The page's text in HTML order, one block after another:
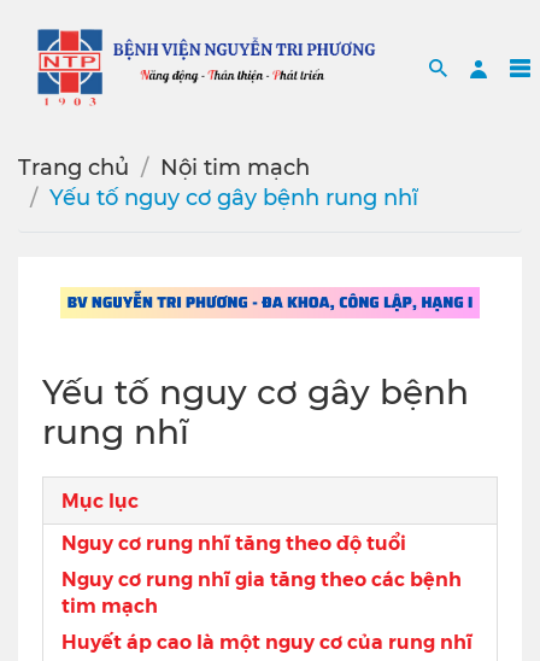
Search
Trang chủ
Nội tim mạch
Yếu tố nguy cơ gây bệnh rung nhĩ
Yếu tố nguy cơ gây bệnh
rung nhĩ
Mục lục
Nguy cơ rung nhĩ tăng theo độ tuổi
Nguy cơ rung nhĩ gia tăng theo các bệnh
tim mạch
Huyết áp cao là một nguy cơ của rung nhĩ